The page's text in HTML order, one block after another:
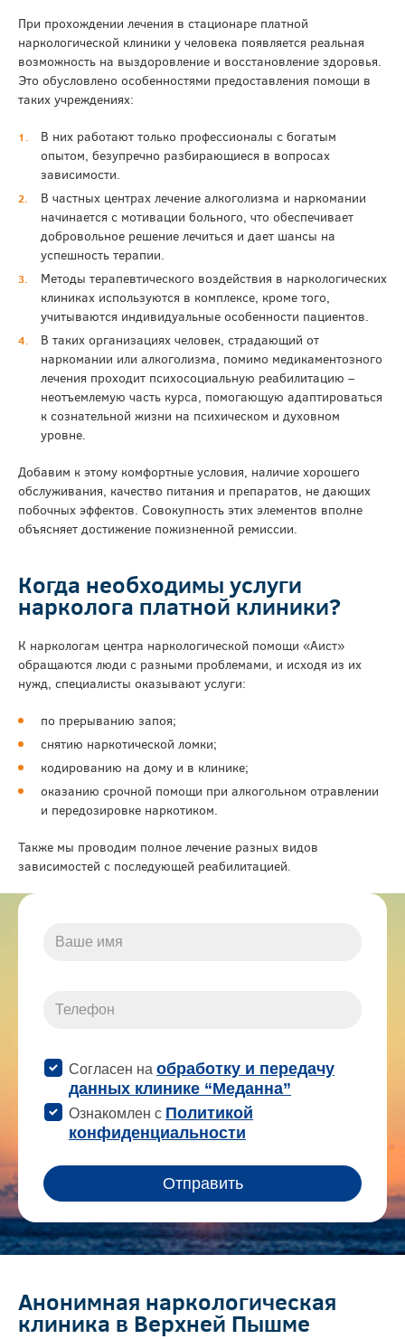
При прохождении лечения в стационаре платной
наркологической клиники у человека появляется реальная
возможность на выздоровление и восстановление здоровья.
Это обусловлено особенностями предоставления помощи в
таких учреждениях:
В них работают только профессионалы с богатым
опытом, безупречно разбирающиеся в вопросах
зависимости.
В частных центрах лечение алкоголизма и наркомании
начинается с мотивации больного, что обеспечивает
добровольное решение лечиться и дает шансы на
успешность терапии.
Методы терапевтического воздействия в наркологических
клиниках используются в комплексе, кроме того,
учитываются индивидуальные особенности пациентов.
В таких организациях человек, страдающий от
наркомании или алкоголизма, помимо медикаментозного
лечения проходит психосоциальную реабилитацию –
неотъемлемую часть курса, помогающую адаптироваться
к сознательной жизни на психическом и духовном
уровне.
Добавим к этому комфортные условия, наличие хорошего
обслуживания, качество питания и препаратов, не дающих
побочных эффектов. Совокупность этих элементов вполне
объясняет достижение пожизненной ремиссии.
Когда необходимы услуги
нарколога платной клиники?
К наркологам центра наркологической помощи «Аист»
обращаются люди с разными проблемами, и исходя из их
нужд, специалисты оказывают услуги:
по прерыванию запоя;
снятию наркотической ломки;
кодированию на дому и в клинике;
оказанию срочной помощи при алкогольном отравлении
и передозировке наркотиком.
Также мы проводим полное лечение разных видов
зависимостей с последующей реабилитацией.
Анонимная наркологическая
клиника в Верхней Пышме